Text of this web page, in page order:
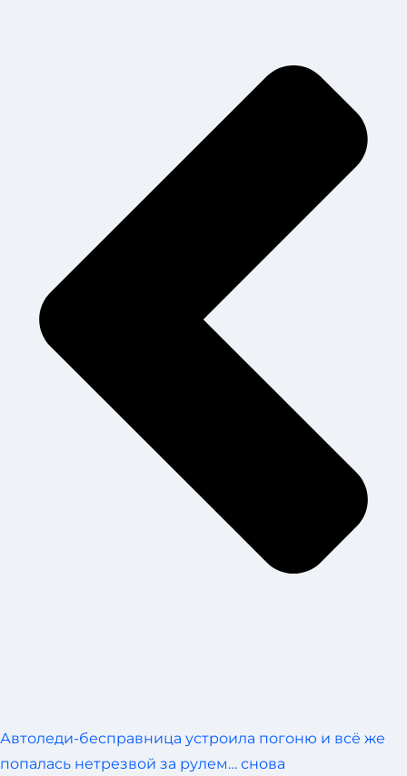
Автоледи-бесправница устроила погоню и всё же
попалась нетрезвой за рулем… снова